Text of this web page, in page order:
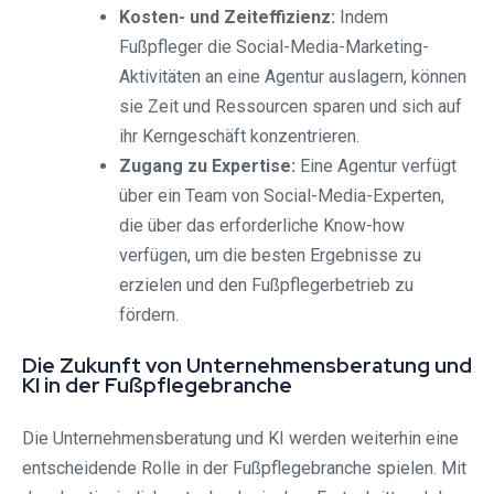
Kosten- und Zeiteffizienz: Indem
Fußpfleger die Social-Media-Marketing-
Aktivitäten an eine Agentur auslagern, können
sie Zeit und Ressourcen sparen und sich auf
ihr Kerngeschäft konzentrieren.
Zugang zu Expertise: Eine Agentur verfügt
über ein Team von Social-Media-Experten,
die über das erforderliche Know-how
verfügen, um die besten Ergebnisse zu
erzielen und den Fußpflegerbetrieb zu
fördern.
Die Zukunft von Unternehmensberatung und
KI in der Fußpflegebranche
Die Unternehmensberatung und KI werden weiterhin eine
entscheidende Rolle in der Fußpflegebranche spielen. Mit